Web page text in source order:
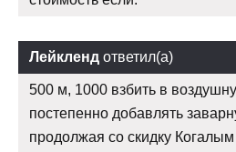
Лейкленд ответил(а)
500 м, 1000 взбить в
постепенно добавлять
продолжая со скидку